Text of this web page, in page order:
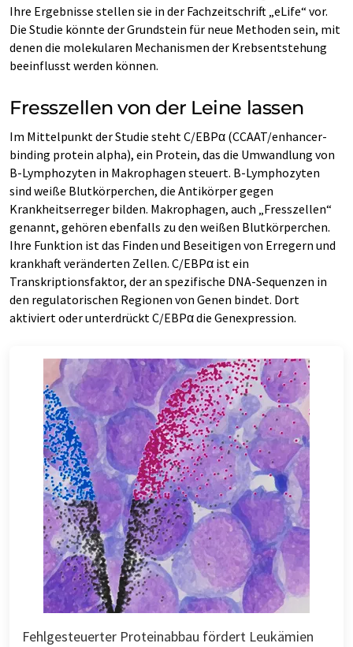
Ihre Ergebnisse stellen sie in der Fachzeitschrift „eLife“ vor.
Die Studie könnte der Grundstein für neue Methoden sein, mit
denen die molekularen Mechanismen der Krebsentstehung
beeinflusst werden können.
Fresszellen von der Leine lassen
Im Mittelpunkt der Studie steht C/EBPα (CCAAT/enhancer-
binding protein alpha), ein Protein, das die Umwandlung von
B-Lymphozyten in Makrophagen steuert. B-Lymphozyten
sind weiße Blutkörperchen, die Antikörper gegen
Krankheitserreger bilden. Makrophagen, auch „Fresszellen“
genannt, gehören ebenfalls zu den weißen Blutkörperchen.
Ihre Funktion ist das Finden und Beseitigen von Erregern und
krankhaft veränderten Zellen. C/EBPα ist ein
Transkriptionsfaktor, der an spezifische DNA-Sequenzen in
den regulatorischen Regionen von Genen bindet. Dort
aktiviert oder unterdrückt C/EBPα die Genexpression.
Fehlgesteuerter Proteinabbau fördert Leukämien